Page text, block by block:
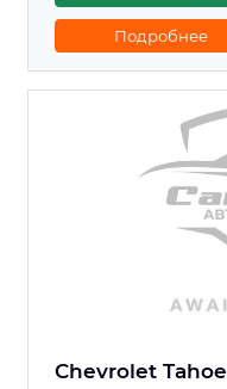
Подробнее
Chevrolet Tahoe